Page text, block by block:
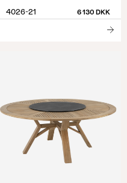
4026-21 6 130 DKK